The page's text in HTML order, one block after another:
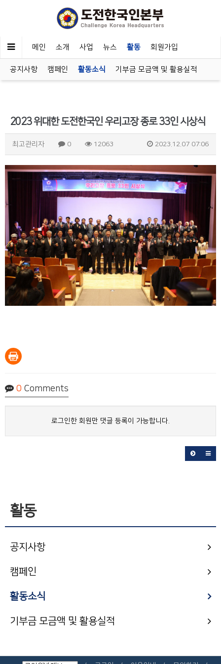
메인 소개 사업 뉴스 활동 회원가입
공지사항 캠페인 활동소식 기부금 모금액 및 활용실적
2023 위대한 도전한국인 우리고장 종로 33인 시상식
최고관리자 0 12063 2023.12.07 07:06
0 Comments
로그인한 회원만 댓글 등록이 가능합니다.
활동
공지사항
캠페인
활동소식
기부금 모금액 및 활용실적